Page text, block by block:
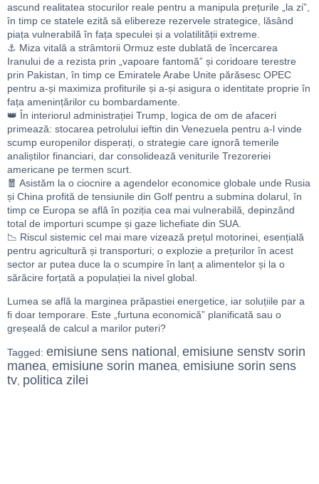
ascund realitatea stocurilor reale pentru a manipula prețurile „la zi”,
în timp ce statele ezită să elibereze rezervele strategice, lăsând
piața vulnerabilă în fața speculei și a volatilității extreme.
⚓ Miza vitală a strâmtorii Ormuz este dublată de încercarea
Iranului de a rezista prin „vapoare fantomă” și coridoare terestre
prin Pakistan, în timp ce Emiratele Arabe Unite părăsesc OPEC
pentru a-și maximiza profiturile și a-și asigura o identitate proprie în
fața amenințărilor cu bombardamente.
👑 În interiorul administrației Trump, logica de om de afaceri
primează: stocarea petrolului ieftin din Venezuela pentru a-l vinde
scump europenilor disperați, o strategie care ignoră temerile
analiștilor financiari, dar consolidează veniturile Trezoreriei
americane pe termen scurt.
🧧 Asistăm la o ciocnire a agendelor economice globale unde Rusia
și China profită de tensiunile din Golf pentru a submina dolarul, în
timp ce Europa se află în poziția cea mai vulnerabilă, depinzând
total de importuri scumpe și gaze lichefiate din SUA.
📉 Riscul sistemic cel mai mare vizează prețul motorinei, esențială
pentru agricultură și transporturi; o explozie a prețurilor în acest
sector ar putea duce la o scumpire în lanț a alimentelor și la o
sărăcire forțată a populației la nivel global.
Lumea se află la marginea prăpastiei energetice, iar soluțiile par a
fi doar temporare. Este „furtuna economică” planificată sau o
greșeală de calcul a marilor puteri?
Tagged: emisiune sens national , emisiune senstv sorin
manea, emisiune sorin manea, emisiune sorin sens
tv, politica zilei